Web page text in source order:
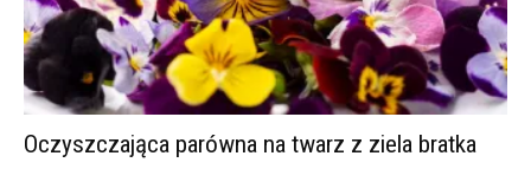
Oczyszczająca parówna na twarz z ziela bratka